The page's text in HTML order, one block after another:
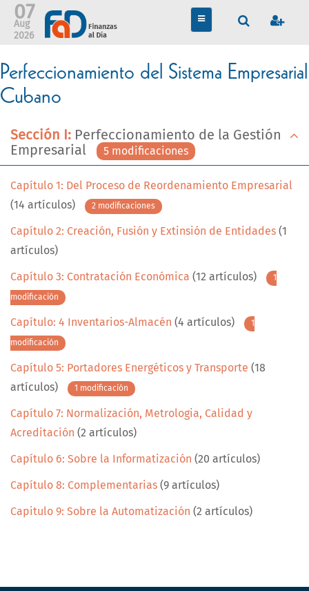
TOGGLE
NAVIGATION
07
Aug
2026
Perfeccionamiento del Sistema Empresarial
Cubano
Sección I: Perfeccionamiento de la Gestión
Empresarial
5 modificaciones
Capítulo 1: Del Proceso de Reordenamiento Empresarial
(14 artículos)
2 modificaciones
Capítulo 2: Creación, Fusión y Extinsión de Entidades (1
artículos)
Capítulo 3: Contratación Económica (12 artículos) 1
modificación
Capítulo: 4 Inventarios-Almacén (4 artículos) 1
modificación
Capítulo 5: Portadores Energéticos y Transporte (18
artículos)
1 modificación
Capítulo 7: Normalización, Metrologia, Calidad y
Acreditación (2 artículos)
Capítulo 6: Sobre la Informatización (20 artículos)
Capítulo 8: Complementarias (9 artículos)
Capitulo 9: Sobre la Automatización (2 artículos)